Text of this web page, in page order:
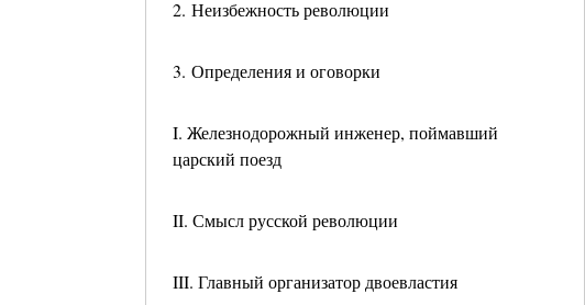
2. Неизбежность революции
3. Определения и оговорки
I. Железнодорожный инженер, поймавший
царский поезд
II. Смысл русской революции
III. Главный организатор двоевластия